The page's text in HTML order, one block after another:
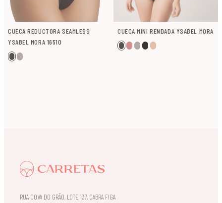
CUECA REDUCTORA SEAMLESS
YSABEL MORA 16510
CUECA MINI RENDADA YSABEL MORA
RUA COVA DO GRÃO, LOTE 137, CABRA FIGA